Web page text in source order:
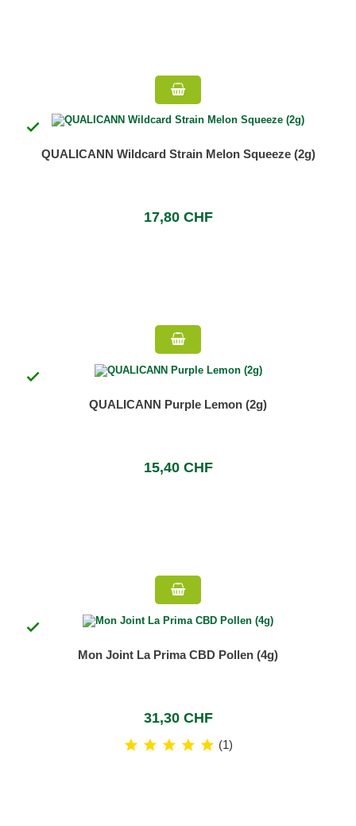

QUALICANN Wildcard Strain Melon Squeeze (2g)
17,80 CHF

QUALICANN Purple Lemon (2g)
15,40 CHF

Mon Joint La Prima CBD Pollen (4g)
31,30 CHF
(1)